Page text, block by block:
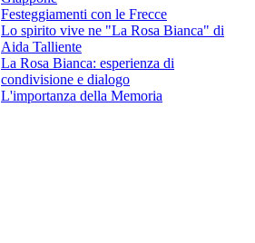
Festeggiamenti con le Frecce
Lo spirito vive ne "La Rosa Bianca" di
Aida Talliente
La Rosa Bianca: esperienza di
condivisione e dialogo
L'importanza della Memoria